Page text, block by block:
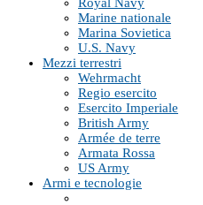
Royal Navy
Marine nationale
Marina Sovietica
U.S. Navy
Mezzi terrestri
Wehrmacht
Regio esercito
Esercito Imperiale
British Army
Armée de terre
Armata Rossa
US Army
Armi e tecnologie